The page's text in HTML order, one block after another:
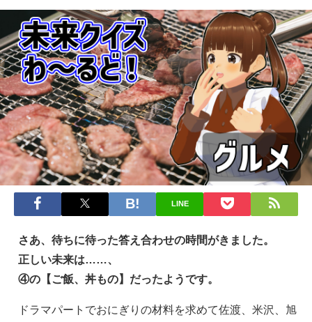
LINE
さあ、待ちに待った答え合わせの時間がきました。
正しい未来は……、
④の【ご飯、丼もの】だったようです。
ドラマパートでおにぎりの材料を求めて佐渡、米沢、旭